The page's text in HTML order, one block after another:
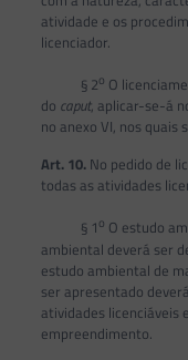
atividade e os
licenciador.
§ 2o O
do caput, aplicar-se-á
no anexo VI, nos quais
Art. 10.No pedido de
todas as atividades
§ 1o O estudo
ambiental deverá ser
estudo ambiental de
ser apresentado
atividades licenciáveis
empreendimento.